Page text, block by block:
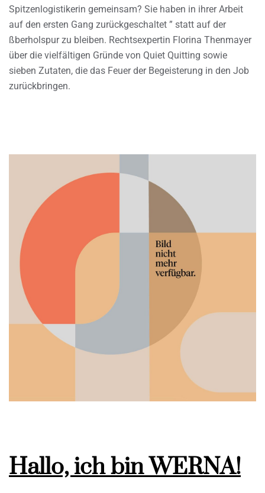
Spitzenlogistikerin gemeinsam? Sie haben in ihrer Arbeit
auf den ersten Gang zurückgeschaltet ” statt auf der
ßberholspur zu bleiben. Rechtsexpertin Florina Thenmayer
über die vielfältigen Gründe von Quiet Quitting sowie
sieben Zutaten, die das Feuer der Begeisterung in den Job
zurückbringen.
Hallo, ich bin WERNA!